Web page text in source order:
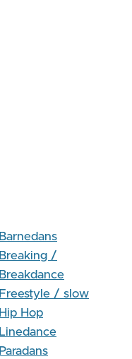
Barnedans
Breaking /
Breakdance
Freestyle / slow
Hip Hop
Linedance
Paradans